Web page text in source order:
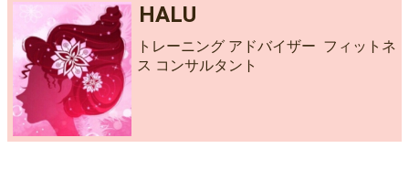
HALU
トレーニング アドバイザー フィットネ
ス コンサルタント